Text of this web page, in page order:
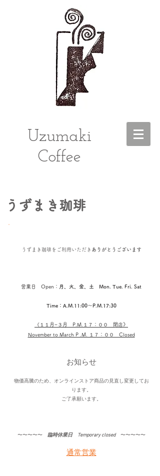
Uzumaki
Coffee
うずまき珈琲
うずまき珈琲を ご利用いただき ありがとうございます
営業日 Open： 月、火、金、土 Mon. Tue. Fri. Sat
Time：A.M.11:00〜P.M.17:30
《１１ 月−３月​ P.M.１７：００ 閉店 》
November to March P .M. １７：００ Closed
お知らせ
物価高騰のため、オンラインストア商品の見直し変更してお
ります。
​ご了承願います。
〜〜〜〜〜​ 臨時休業日 Temporary closed〜〜〜〜〜
通常営業